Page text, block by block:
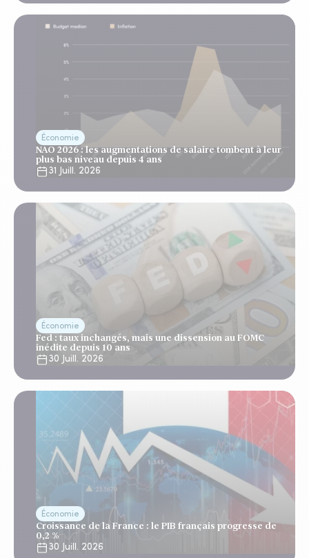
Économie
NAO 2026 : les augmentations de salaire tombent à leur
plus bas niveau depuis 4 ans
31 Juill. 2026
Économie
Fed : taux inchangés, mais une dissension au FOMC
inédite depuis 10 ans
30 Juill. 2026
Économie
Croissance de la France : le PIB français progresse de
0,2 %
30 Juill. 2026